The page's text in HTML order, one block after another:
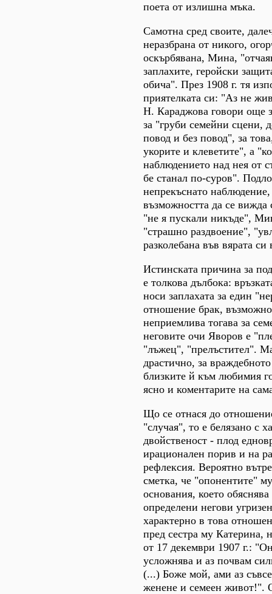
поета от излишна мъка.
Самотна сред своите,
неразбрана от никого,
оскърбявана, Мина,
заплахите, геройски
обича". През 1908 г. тя
приятелката си: "Аз не
Н. Караджова говори още
за "груби семейни сцени,
повод и без повод", за
укорите и клеветите", а
наблюдението над нея от
бе станал по-суров".
непрекъснато
възможността да се вижда
"не я пускали никъде",
"страшно раздвоение",
разколебана във вярата си
Истинската причина за
е толкова дълбока:
носи заплахата за един
отношение брак,
неприемлива тогава за
неговите очи Яворов е
"лъжец", "прелъстител".
драстично, за
близките й към любимия
ясно и коментарите на
Що се отнася до
"случая", то е белязано с
двойственост - плод
ирационален порив и на
рефлексия. Вероятно
сметка, че "опонентите"
основания, което
определени негови
характерно в това
пред сестра му Катерина,
от 17 декември 1907 г.:
усложнява и аз почвам
(...) Боже мой, ами аз
женене и семеен живот!".